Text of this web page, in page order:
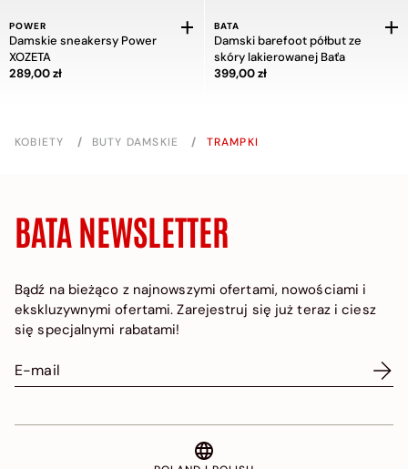
POWER
Damskie sneakersy Power
XOZETA
Cena 289,00 zł
289,00 zł
BATA
Damski barefoot półbut ze
skóry lakierowanej Baťa
Cena 399,00 zł
399,00 zł
KOBIETY / BUTY DAMSKIE / TRAMPKI
BATA NEWSLETTER
Bądź na bieżąco z najnowszymi ofertami, nowościami i
ekskluzywnymi ofertami. Zarejestruj się już teraz i ciesz
się specjalnymi rabatami!